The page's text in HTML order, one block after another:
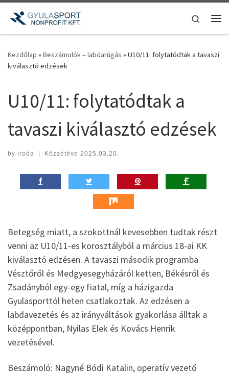
Teljes tartalom megjelenítése
Search
Kezdőlap »Beszámolók – labdarúgás »U10/11: folytatódtak a tavaszi
kiválasztó edzések
U10/11: folytatódtak a
tavaszi kiválasztó edzések
by iroda | Közzétéve 2025.03.20.
Betegség miatt, a szokottnál kevesebben tudtak részt
venni az U10/11-es korosztályból a március 18-ai KK
kiválasztó edzésen. A tavaszi második programba
Vésztőről és Medgyesegyházáról ketten, Békésről és
Zsadányból egy-egy fiatal, míg a házigazda
Gyulasporttól heten csatlakoztak. Az edzésen a
labdavezetés és az irányváltások gyakorlása álltak a
középpontban, Nyilas Elek és Kovács Henrik
vezetésével.
Beszámoló: Nagyné Bódi Katalin, operatív vezető